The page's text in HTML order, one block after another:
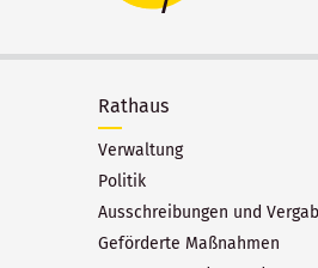
Rathaus
Verwaltung
Politik
Ausschreibungen und
Geförderte Maßnahmen